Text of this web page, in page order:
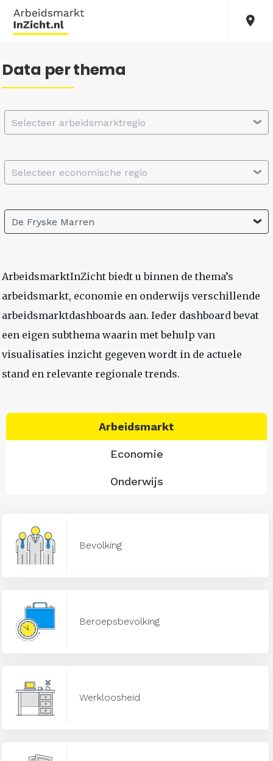
Data per thema
Selecteer arbeidsmarktregio
Selecteer economische regio
De Fryske Marren
ArbeidsmarktInZicht biedt u binnen de thema’s
arbeidsmarkt, economie en onderwijs verschillende
arbeidsmarktdashboards aan. Ieder dashboard bevat
een eigen subthema waarin met behulp van
visualisaties inzicht gegeven wordt in de actuele
stand en relevante regionale trends.
Arbeidsmarkt
Economie
Onderwijs
Bevolking
Beroepsbevolking
Werkloosheid